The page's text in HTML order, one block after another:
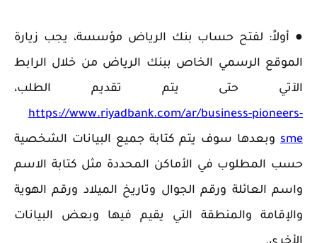
● ‏أولاً: لفتح حساب بنك الرياض مؤسسة، يجب زيارة
الموقع الرسمي الخاص ببنك الرياض من خلال الرابط
الآتي حتى يتم تقديم الطلب،
https://www.riyadbank.com/ar/business-pioneers-
sme وبعدها سوف يتم كتابة جميع البيانات الشخصية
حسب المطلوب في الأماكن المحددة مثل كتابة الاسم
واسم العائلة ورقم الجوال وتاريخ الميلاد ورقم الهوية
والإقامة والمنطقة التي يقيم فيها وبعض البيانات